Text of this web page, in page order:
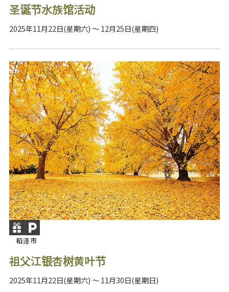
圣诞节水族馆活动
2025年11月22日(星期六) ～ 12月25日(星期四)
稻泽市
祖父江银杏树黄叶节
2025年11月22日(星期六) ～ 11月30日(星期日)